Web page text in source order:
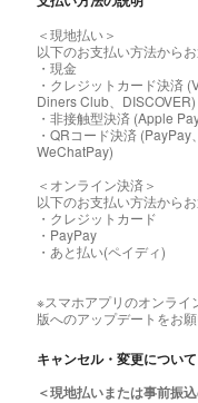
＜現地払い＞
以下のお支払い方法からお
・現金
・クレジットカード決済
Diners Club、DISCOVER)
・非接触型決済 (Apple
・QRコード決済
WeChatPay)
＜オンライン決済＞
以下のお支払い方法からお
・クレジットカード
・PayPay
・あと払い(ペイディ)
※スマホアプリのオンライ
版へのアップデートをお願
キャンセル・変更について
＜現地払いまたは事前振